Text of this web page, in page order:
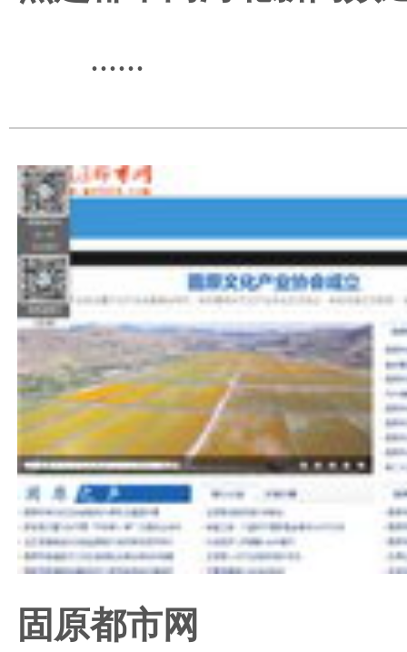
......
固原都市网